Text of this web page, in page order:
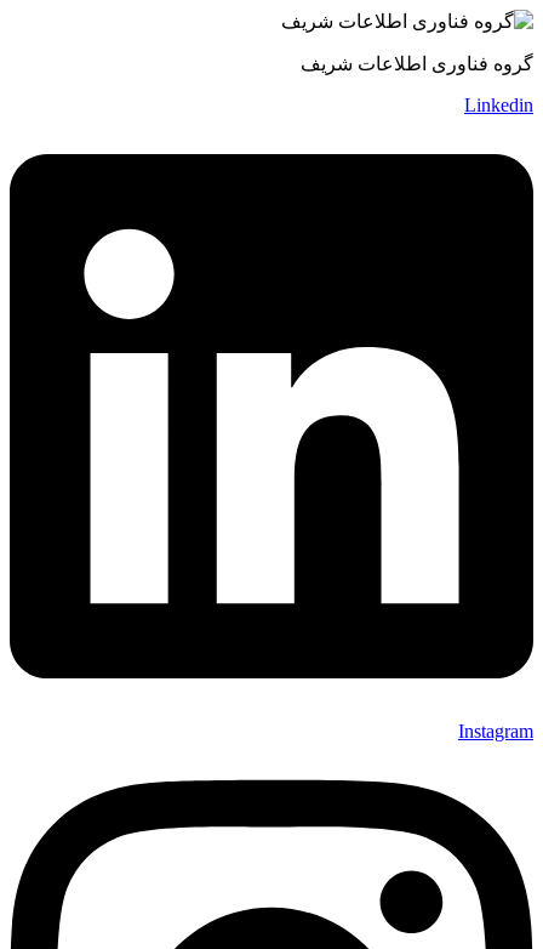
گروه فناوری اطلاعات شریف
Linkedin
Instagram